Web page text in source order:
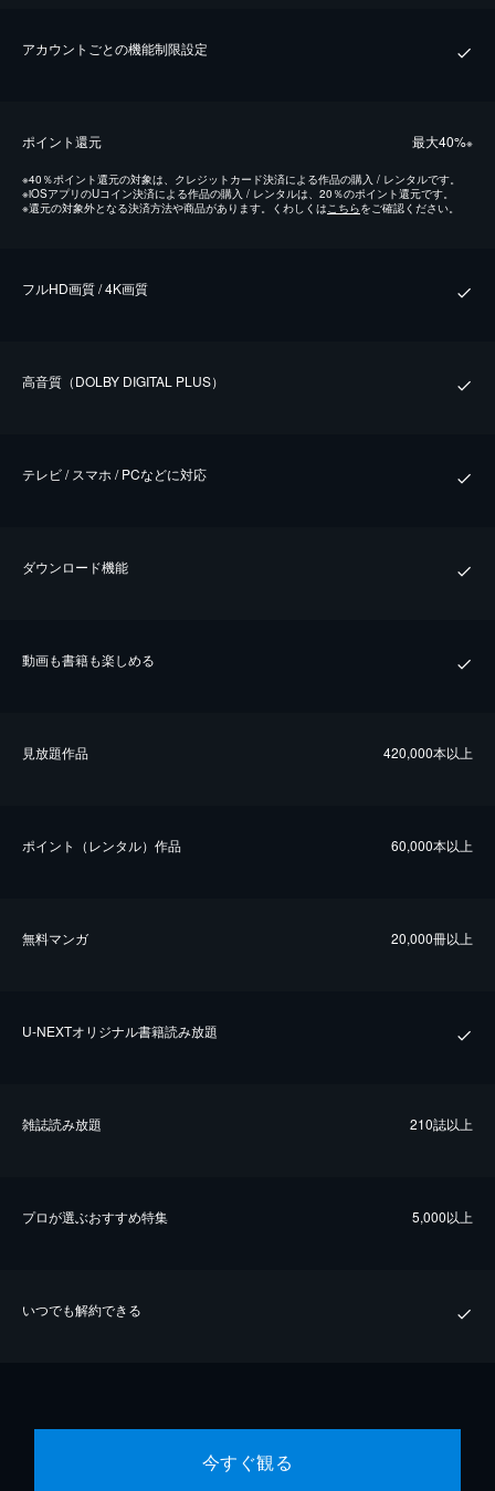
アカウントごとの機能制限設定
ポイント還元 最⼤40%※
※40％ポイント還元の対象は、クレジットカード決済による作品の購入 / レンタルです。
※iOSアプリのUコイン決済による作品の購入 / レンタルは、20％のポイント還元です。
※還元の対象外となる決済方法や商品があります。くわしくはこちらをご確認ください。
フルHD画質 / 4K画質
⾼⾳質（DOLBY DIGITAL PLUS）
テレビ / スマホ / PCなどに対応
ダウンロード機能
動画も書籍も楽しめる
⾒放題作品 420,000本以上
ポイント（レンタル）作品 60,000本以上
無料マンガ 20,000冊以上
U-NEXTオリジナル書籍読み放題
雑誌読み放題 210誌以上
プロが選ぶおすすめ特集 5,000以上
いつでも解約できる
今すぐ観る